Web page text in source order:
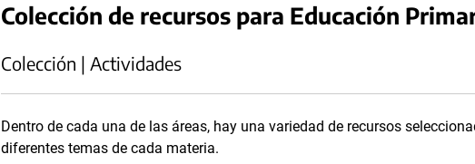
Colección de recursos para Educación
Colección | Actividades
Dentro de cada una de las áreas, hay una variedad de recursos
diferentes temas de cada materia.